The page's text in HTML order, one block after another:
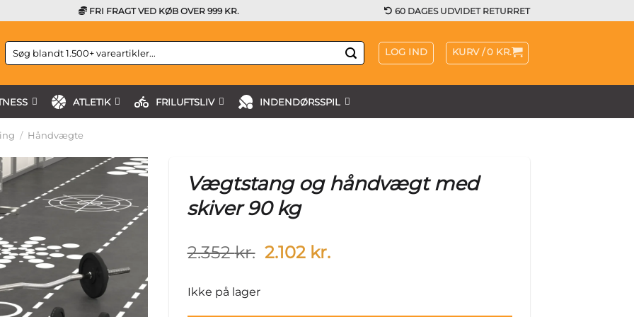
FRI FRAGT VED KØB OVER 999 KR. 60 DAGES UDVIDET RETURRET
Søg
efter:
LOG IND KURV /0 KR.
ATLETIK FRILUFTSLIV INDENDØRSSPIL
/ Håndvægte
Vægtstang og håndvægt med
skiver 90 kg
2.352kr. Original
2.102 kr.Current
Ikke på lager